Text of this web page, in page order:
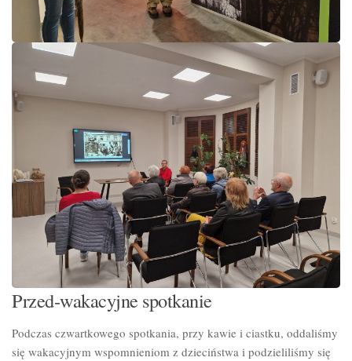
Przed-wakacyjne spotkanie
Podczas czwartkowego spotkania, przy kawie i ciastku, oddaliśmy
się wakacyjnym wspomnieniom z dzieciństwa i podzieliliśmy się